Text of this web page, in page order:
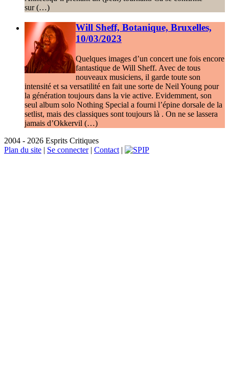
sur (…)
Will Sheff, Botanique, Bruxelles,
10/03/2023
Quelques images d’un concert une fois encore
fantastique de Will Sheff. Avec de tous
nouveaux musiciens, il garde toute son
intensité et sa versatilité en fait une sorte de Neil Young pour
la génération toujours dans la vie active. Evidemment, son
seul album solo Nothing Special a fourni l’épine dorsale de la
setlist, mais des classiques sont toujours là . On ne se lassera
jamais d’Okkervil (…)
2004 - 2026 Esprits Critiques
Plan du site | Se connecter| Contact |